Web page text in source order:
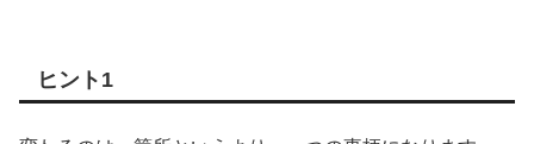
ヒント1